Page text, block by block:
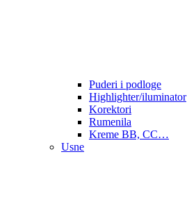
Puderi i podloge
Highlighter/iluminator
Korektori
Rumenila
Kreme BB, CC…
Usne